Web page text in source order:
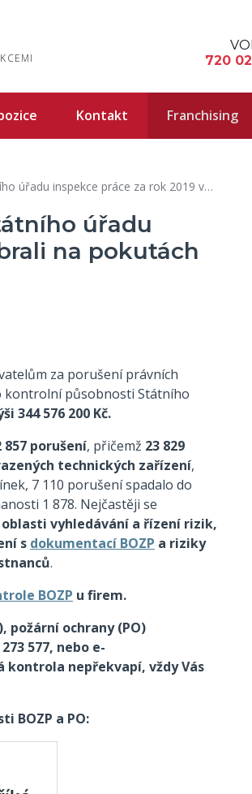
720
Kontakt Franchising
práce za rok 2019 vybrali na pokutách 344 mil. Kč
úřadu
na pokutách
za porušení právních
kontrolní působnosti Státního
344 576 200 Kč.
857 porušení, přičemž 23 829
technických zařízení,
7 110 porušení spadalo do
1 878. Nejčastěji se
vyhledávání a řízení rizik,
s dokumentací BOZP a riziky
.
BOZP u firem.
požární ochrany (PO)
577, nebo e-
kontrola nepřekvapí, vždy Vás
BOZP a PO: